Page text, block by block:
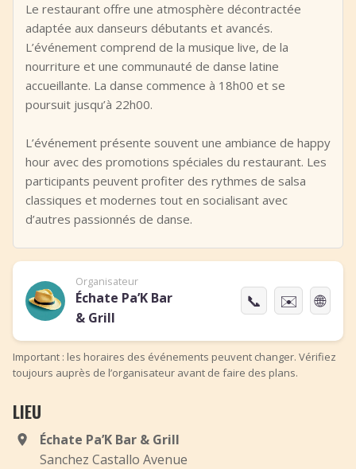
Le restaurant offre une atmosphère décontractée
adaptée aux danseurs débutants et avancés.
L’événement comprend de la musique live, de la
nourriture et une communauté de danse latine
accueillante. La danse commence à 18h00 et se
poursuit jusqu’à 22h00.
L’événement présente souvent une ambiance de happy
hour avec des promotions spéciales du restaurant. Les
participants peuvent profiter des rythmes de salsa
classiques et modernes tout en socialisant avec
d’autres passionnés de danse.
Organisateur
Échate Pa’K Bar
& Grill
📞 ✉️ 🌐
Important : les horaires des événements peuvent changer. Vérifiez
toujours auprès de l’organisateur avant de faire des plans.
LIEU
Échate Pa’K Bar & Grill
Sanchez Castallo Avenue